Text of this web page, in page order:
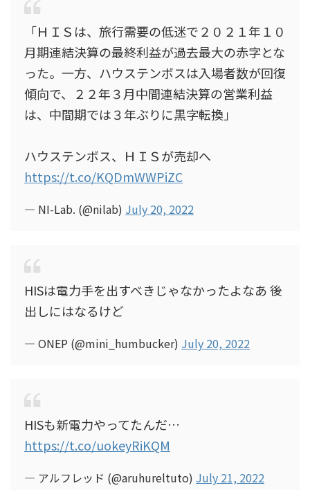
「ＨＩＳは、旅行需要の低迷で２０２１年１０
月期連結決算の最終利益が過去最大の赤字とな
った。一方、ハウステンボスは入場者数が回復
傾向で、２２年３月中間連結決算の営業利益
は、中間期では３年ぶりに黒字転換」
ハウステンボス、ＨＩＳが売却へ
https://t.co/KQDmWWPiZC
— NI-Lab. (@nilab) July 20, 2022
HISは電力手を出すべきじゃなかったよなあ 後
出しにはなるけど
— ONEP (@mini_humbucker) July 20, 2022
HISも新電力やってたんだ…
https://t.co/uokeyRiKQM
— アルフレッド (@aruhureltuto) July 21, 2022